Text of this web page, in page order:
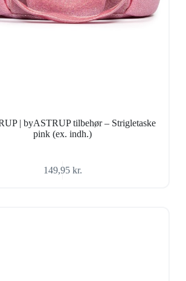
| byASTRUP tilbehør – Strigletaske
pink (ex. indh.)
149,95 kr.